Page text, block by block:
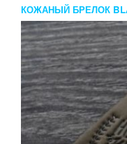
КОЖАНЫЙ БРЕЛОК
ОРЕХ